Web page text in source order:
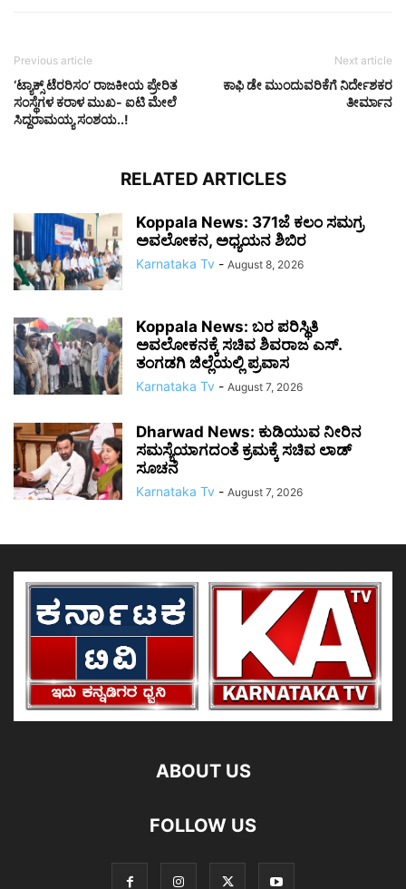
Previous article
‘ಟ್ಯಾಕ್ಸ್ ಟೆರರಿಸಂ’ ರಾಜಕೀಯ ಪ್ರೇರಿತ
ಸಂಸ್ಥೆಗಳ ಕರಾಳ ಮುಖ- ಐಟಿ ಮೇಲೆ
ಸಿದ್ದರಾಮಯ್ಯ ಸಂಶಯ..!
Next article
ಕಾಫಿ ಡೇ ಮುಂದುವರಿಕೆಗೆ ನಿರ್ದೇಶಕರ
ತೀರ್ಮಾನ
RELATED ARTICLES
Koppala News: 371ಜೆ ಕಲಂ ಸಮಗ್ರ
ಅವಲೋಕನ, ಅಧ್ಯಯನ ಶಿಬಿರ
Karnataka Tv - August 8, 2026
Koppala News: ಬರ ಪರಿಸ್ಥಿತಿ
ಅವಲೋಕನಕ್ಕೆ ಸಚಿವ ಶಿವರಾಜ ಎಸ್.
ತಂಗಡಗಿ ಜಿಲ್ಲೆಯಲ್ಲಿ ಪ್ರವಾಸ
Karnataka Tv - August 7, 2026
Dharwad News: ಕುಡಿಯುವ ನೀರಿನ
ಸಮಸ್ಯೆಯಾಗದಂತೆ ಕ್ರಮಕ್ಕೆ ಸಚಿವ ಲಾಡ್
ಸೂಚನೆ
Karnataka Tv - August 7, 2026
ABOUT US
FOLLOW US